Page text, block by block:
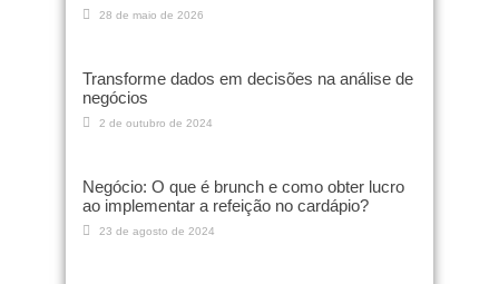
28 de maio de 2026
Transforme dados em decisões na análise de
negócios
2 de outubro de 2024
Negócio: O que é brunch e como obter lucro
ao implementar a refeição no cardápio?
23 de agosto de 2024